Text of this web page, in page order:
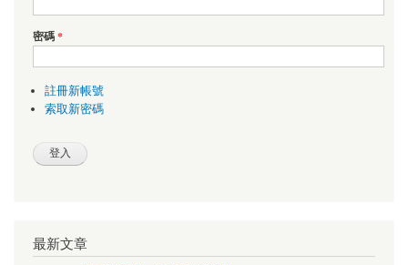
密碼*
註冊新帳號
索取新密碼
最新文章